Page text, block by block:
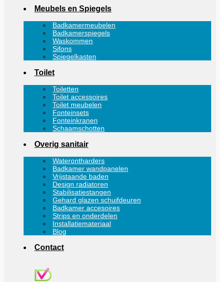
Meubels en Spiegels
Badkamermeubelen
Badkamerspiegels
Waskommen
Sifons
Spiegelkasten
Toilet
Toiletten
Toilet accessoires
Toilet meubelen
Fonteinsets
Fonteinkranen
Schaamschotten
Overig sanitair
Waterontharders
Badkamer wandpanelen
Vrijstaande baden
Design radiatoren
Stabilisatiestangen
Gehard glazen schuifdeuren
Badkamer accesoires
Strips en onderdelen
Installatiemateriaal
Blog
Contact